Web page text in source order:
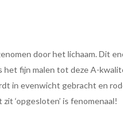
door het lichaam. Dit
fijn malen tot deze A-
in evenwicht gebracht en
‘opgesloten’ is fenomenaal!